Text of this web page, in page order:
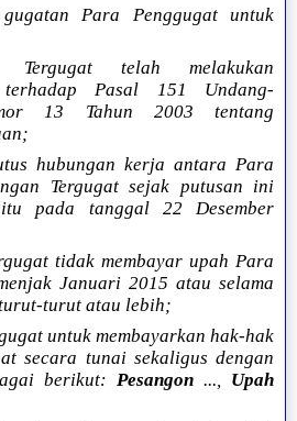
Para Penggugat untuk
Tergugat telah melakukan
terhadap Pasal 151 Undang-
13 Tahun 2003 tentang
hubungan kerja antara Para
Tergugat sejak putusan ini
pada tanggal 22 Desember
tidak membayar upah Para
Januari 2015 atau selama
turut atau lebih;
untuk membayarkan hak-hak
secara tunai sekaligus dengan
berikut: Pesangon..., Upah